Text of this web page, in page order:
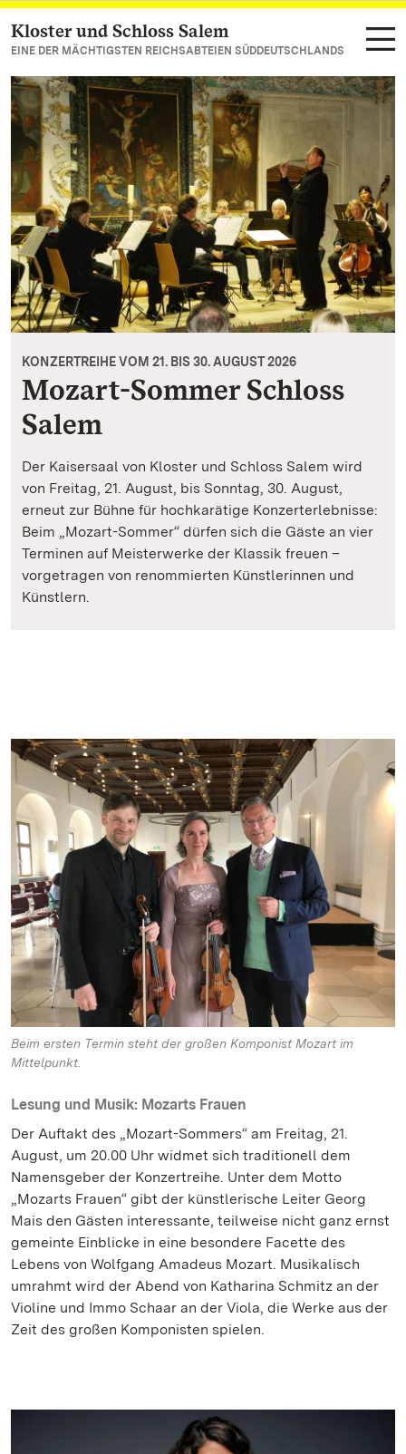
Zum Hauptinhalt springen
Kloster und Schloss Salem
EINE DER MÄCHTIGSTEN REICHSABTEIEN SÜDDEUTSCHLANDS
KONZERTREIHE VOM 21. BIS 30. AUGUST 2026
Mozart-Sommer Schloss
Salem
Der Kaisersaal von Kloster und Schloss Salem wird
von Freitag, 21. August, bis Sonntag, 30. August,
erneut zur Bühne für hochkarätige Konzerterlebnisse:
Beim „Mozart-Sommer“ dürfen sich die Gäste an vier
Terminen auf Meisterwerke der Klassik freuen –
vorgetragen von renommierten Künstlerinnen und
Künstlern.
Beim ersten Termin steht der großen Komponist Mozart im
Mittelpunkt.
Lesung und Musik: Mozarts Frauen
Der Auftakt des „Mozart-Sommers“ am Freitag, 21.
August, um 20.00 Uhr widmet sich traditionell dem
Namensgeber der Konzertreihe. Unter dem Motto
„Mozarts Frauen“ gibt der künstlerische Leiter Georg
Mais den Gästen interessante, teilweise nicht ganz ernst
gemeinte Einblicke in eine besondere Facette des
Lebens von Wolfgang Amadeus Mozart. Musikalisch
umrahmt wird der Abend von Katharina Schmitz an der
Violine und Immo Schaar an der Viola, die Werke aus der
Zeit des großen Komponisten spielen.